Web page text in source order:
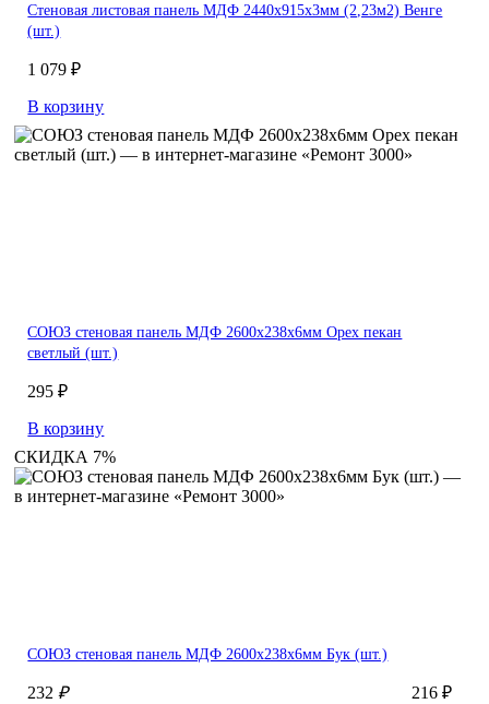
Стеновая листовая панель МДФ 2440х915х3мм (2,23м2) Венге
(шт.)
1 079 ₽
В корзину
СОЮЗ стеновая панель МДФ 2600х238х6мм Орех пекан
светлый (шт.)
295 ₽
В корзину
СКИДКА 7%
СОЮЗ стеновая панель МДФ 2600х238х6мм Бук (шт.)
232₽
216 ₽